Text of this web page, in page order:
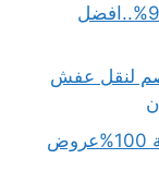
ونيت نقل عفش مكه التزام واحترافية99%..افضل
شمال الرياض بـ35%خصم لنقل عفش
حقين نقل عفش بالرياض أسعار تنافسية 100%عروض